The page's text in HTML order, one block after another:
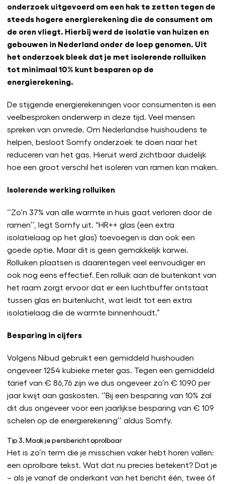
onderzoek uitgevoerd om een hak te zetten tegen de
steeds hogere energierekening die de consument om
de oren vliegt. Hierbij werd de isolatie van huizen en
gebouwen in Nederland onder de loep genomen. Uit
het onderzoek bleek dat je met isolerende rolluiken
tot minimaal 10% kunt besparen op de
energierekening.
De stijgende energierekeningen voor consumenten is een
veelbesproken onderwerp in deze tijd. Veel mensen
spreken van onvrede. Om Nederlandse huishoudens te
helpen, besloot Somfy onderzoek te doen naar het
reduceren van het gas. Hieruit werd zichtbaar duidelijk
hoe een groot verschil het isoleren van ramen kan maken.
Isolerende werking rolluiken
‘’Zo’n 37% van alle warmte in huis gaat verloren door de
ramen’’, legt Somfy uit. “HR++ glas (een extra
isolatielaag op het glas) toevoegen is dan ook een
goede optie. Maar dit is geen gemakkelijk karwei.
Rolluiken plaatsen is daarentegen veel eenvoudiger en
ook nog eens effectief. Een rolluik aan de buitenkant van
het raam zorgt ervoor dat er een luchtbuffer ontstaat
tussen glas en buitenlucht, wat leidt tot een extra
isolatielaag die de warmte binnenhoudt.”
Besparing in cijfers
Volgens Nibud gebruikt een gemiddeld huishouden
ongeveer 1254 kubieke meter gas. Tegen een gemiddeld
tarief van € 86,76 zijn we dus ongeveer zo’n € 1090 per
jaar kwijt aan gaskosten. ‘’Bij een besparing van 10% zal
dit dus ongeveer voor een jaarlijkse besparing van € 109
schelen op de energierekening’’ aldus Somfy.
Tip 3. Maak je persbericht oprolbaar
Het is zo’n term die je misschien vaker hebt horen vallen:
een oprolbare tekst. Wat dat nu precies betekent? Dat je
– als je vanaf de onderkant van het bericht één, twee óf